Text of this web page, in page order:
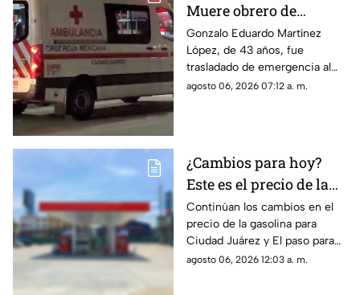
Muere obrero de
maquiladora tras
caerle maquinaria
pesada en Ciudad
Juárez
Gonzalo Eduardo Martínez
López, de 43 años, fue
trasladado de emergencia al
Hospital 66 del IMSS tras
agosto 06, 2026 07:12 a. m.
¿Cambios para hoy?
Este es el precio de la
gasolina para Ciudad
Juárez y El Paso
Continúan los cambios en el
precio de la gasolina para
Ciudad Juárez y El paso para
hoy, 6 de agosto
agosto 06, 2026 12:03 a. m.